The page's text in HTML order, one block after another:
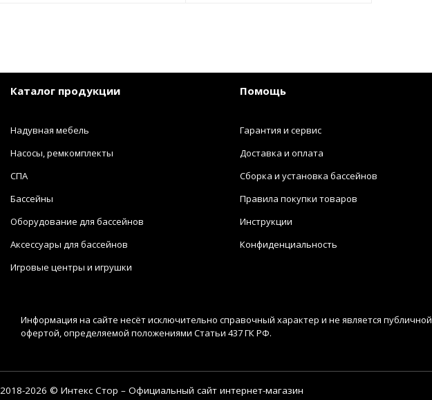
Каталог продукции
Надувная мебель
Насосы, ремкомплекты
СПА
Бассейны
Оборудование для бассейнов
Аксессуары для бассейнов
Игровые центры и игрушки
Помощь
Гарантия и сервис
Доставка и оплата
Сборка и установка бассейнов
Правила покупки товаров
Инструкции
Конфиденциальность
Информация на сайте несёт исключительно справочный характер и не является публичной
офертой, определяемой положениями Статьи 437 ГК РФ.
2018-2026 © Интекс Стор – Официальный сайт интернет-магазин